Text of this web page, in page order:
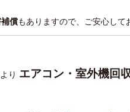
償もありますので、ご安心して
り エアコン・室外機回